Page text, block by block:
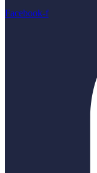
Facebook-f